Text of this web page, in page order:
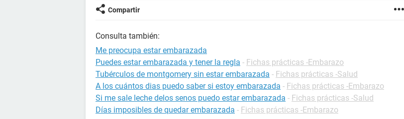
Compartir
Consulta también:
Me preocupa estar embarazada
Puedes estar embarazada y tener la regla - Fichas prácticas -Embarazo
Tubérculos de montgomery sin estar embarazada - Fichas prácticas -Salud
A los cuántos dias puedo saber si estoy embarazada - Fichas prácticas -Embarazo
Si me sale leche delos senos puedo estar embarazada - Fichas prácticas -Salud
Días imposibles de quedar embarazada - Fichas prácticas -Embarazo